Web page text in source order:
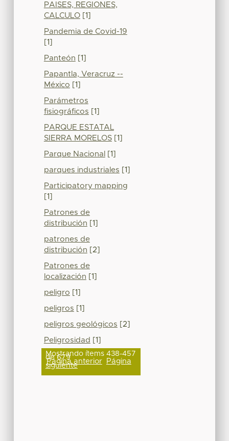
PAISES, REGIONES,
CALCULO[1]
Pandemia de Covid-19
[1]
Panteón [1]
Papantla, Veracruz --
México [1]
Parámetros
fisiográficos [1]
PARQUE ESTATAL
SIERRA MORELOS[1]
Parque Nacional [1]
parques industriales [1]
Participatory mapping
[1]
Patrones de
distribución [1]
patrones de
distribución [2]
Patrones de
localización [1]
peligro [1]
peligros [1]
peligros geológicos [2]
Peligrosidad [1]
Mostrando ítems 438-457
de 679
Página anterior Página
siguiente